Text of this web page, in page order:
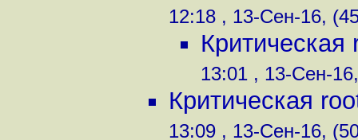
12:18 , 13-Сен-16,
Критическая
13:01 , 13-Сен-
Критическая
13:09 , 13-Сен-16,